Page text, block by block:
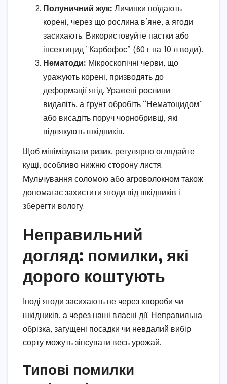
Полуничний жук: Личинки поїдають
корені, через що рослина в’яне, а ягоди
засихають. Використовуйте пастки або
інсектицид “Карбофос” (60 г на 10 л води).
Нематоди: Мікроскопічні черви, що
уражують корені, призводять до
деформації ягід. Уражені рослини
видаліть, а ґрунт обробіть “Нематоцидом”
або висадіть поруч чорнобривці, які
відлякують шкідників.
Щоб мінімізувати ризик, регулярно оглядайте
кущі, особливо нижню сторону листя.
Мульчування соломою або агроволокном також
допомагає захистити ягоди від шкідників і
зберегти вологу.
Неправильний
догляд: помилки, які
дорого коштують
Іноді ягоди засихають не через хвороби чи
шкідників, а через наші власні дії. Неправильна
обрізка, загущені посадки чи невдалий вибір
сорту можуть зіпсувати весь урожай.
Типові помилки